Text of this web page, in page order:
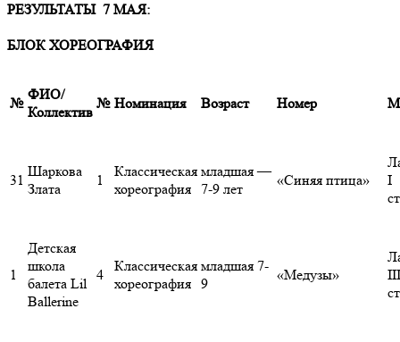
РЕЗУЛЬТАТЫ 7 МАЯ:
БЛОК ХОРЕОГРАФИЯ
№
ФИО/
Коллектив
№ Номинация Возраст Номер
31
Шаркова
Злата
1
Классическая
хореография
младшая —
7-9 лет
«Синяя птица»
I
1
Детская
школа
балета Lil
Ballerine
4
Классическая
хореография
младшая 7-
9
«Медузы»